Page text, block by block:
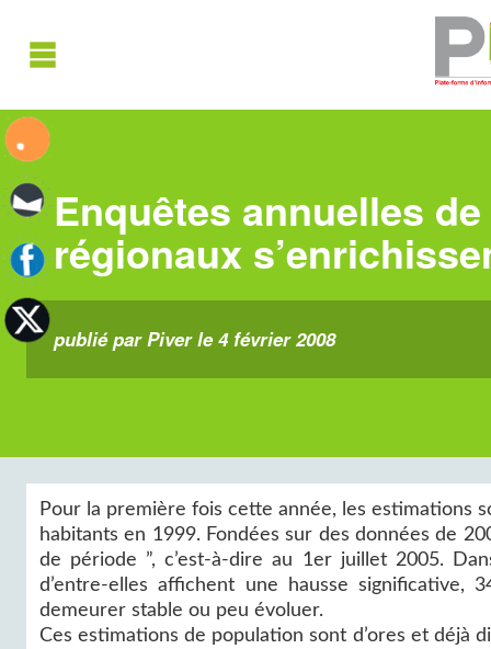
Enquêtes annuelles
régionaux
publié par Piver le 4 février 2008
Pour la première fois cette année, les estimations
habitants en 1999. Fondées sur des données de
de période ”, c’est-à-dire au 1er juillet 2005.
d’entre-elles affichent une hausse
demeurer stable ou peu évoluer.
Ces estimations de population sont d’ores et déjà